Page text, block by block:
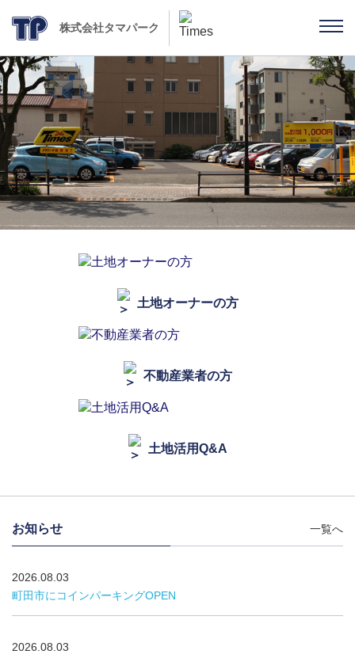
株式会社タマパーク
土地オーナーの方
不動産業者の方
土地活用Q&A
お知らせ 一覧へ
2026.08.03
町田市にコインパーキングOPEN
2026.08.03